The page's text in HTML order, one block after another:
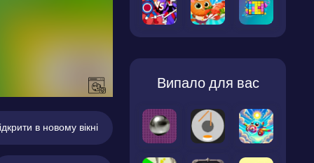
в новому вікні
Випало для вас